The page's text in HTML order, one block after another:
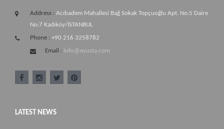
Address : Acıbadem Mahallesi Bağ Sokak Topçuoğlu Apt. No:5 Daire
No:7 Kadıköy/İSTANBUL
Phone : +90 216 3258782
Email : info@eyusta.com
LATEST NEWS